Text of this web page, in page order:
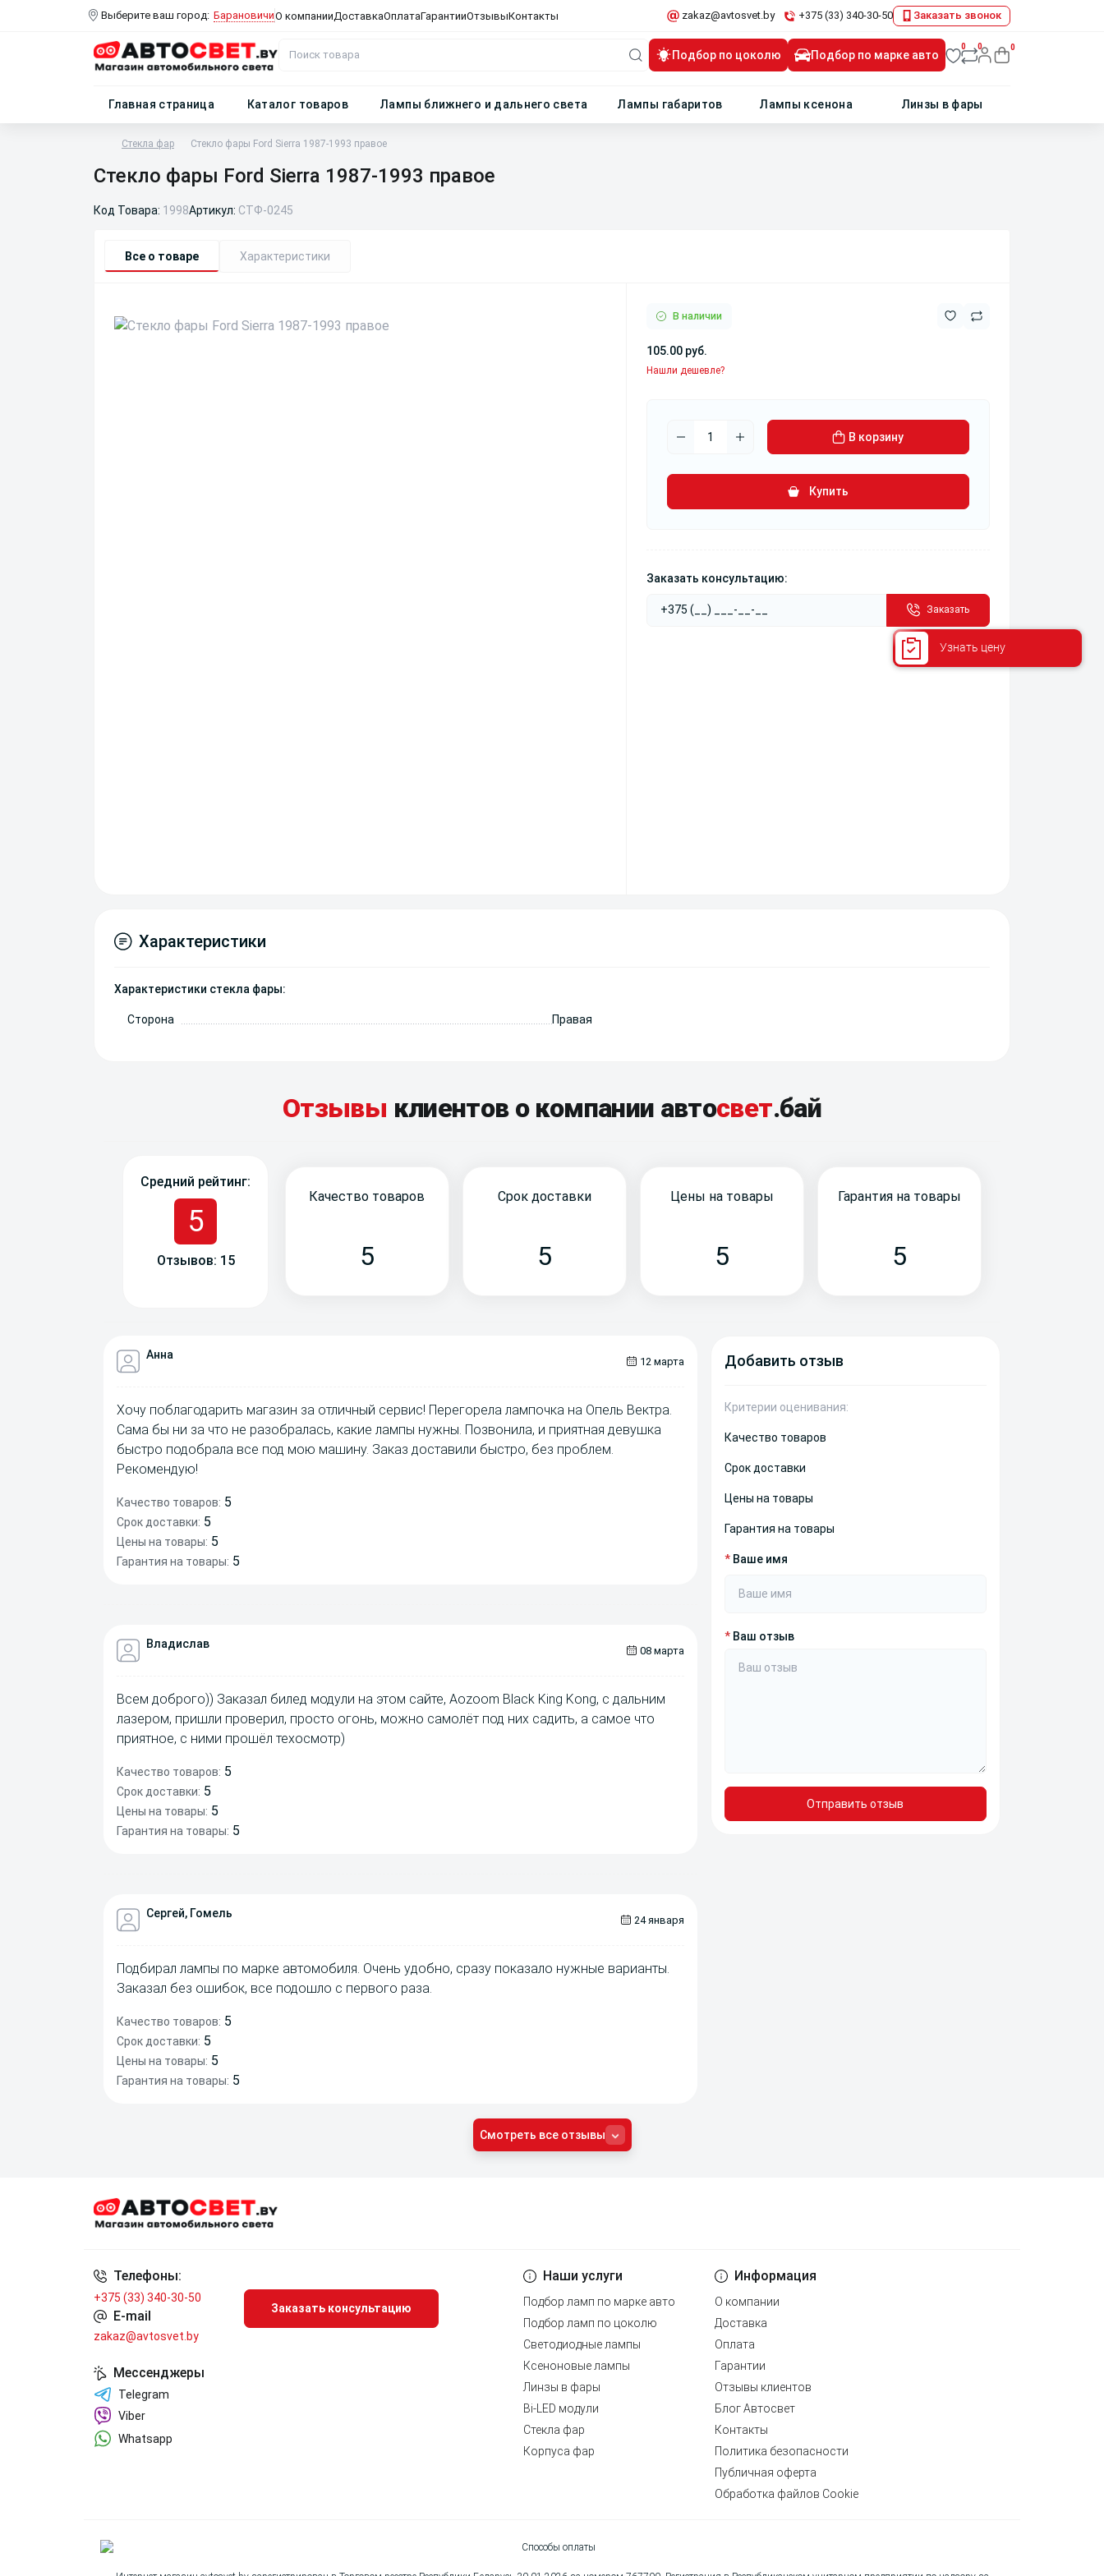
Выберите ваш город: БарановичиО компанииДоставкаОплатаГарантииОтзывыКонтакты zakaz@avtosvet.by +375 (33) 340-30-50 Заказать звонок
Подбор по цоколю Подбор по марке авто
0 0 0
Главная страница Каталог товаров Лампы ближнего и дальнего света Лампы габаритов Лампы ксенона Линзы в фары
Стекла фар Стекло фары Ford Sierra 1987-1993 правое
Стекло фары Ford Sierra 1987-1993 правое
Код Товара: 1998Артикул: СТФ-0245
Все о товаре Характеристики
В наличии
105.00 руб.
Нашли дешевле?
В корзину
Купить
Заказать консультацию:
Заказать
Характеристики
Характеристики стекла фары:
Сторона Правая
Отзывы клиентов о компании автосвет.бай
Средний рейтинг:
5
Отзывов: 15
Качество товаров
5
Срок доставки
5
Цены на товары
5
Гарантия на товары
5
Анна 12 марта
Хочу поблагодарить магазин за отличный сервис! Перегорела лампочка на Опель Вектра.
Сама бы ни за что не разобралась, какие лампы нужны. Позвонила, и приятная девушка
быстро подобрала все под мою машину. Заказ доставили быстро, без проблем.
Рекомендую!
Качество товаров: 5
Срок доставки: 5
Цены на товары: 5
Гарантия на товары: 5
Владислав 08 марта
Всем доброго)) Заказал билед модули на этом сайте, Aozoom Black King Kong, с дальним
лазером, пришли проверил, просто огонь, можно самолёт под них садить, а самое что
приятное, с ними прошёл техосмотр)
Качество товаров: 5
Срок доставки: 5
Цены на товары: 5
Гарантия на товары: 5
Сергей, Гомель 24 января
Подбирал лампы по марке автомобиля. Очень удобно, сразу показало нужные варианты.
Заказал без ошибок, все подошло с первого раза.
Качество товаров: 5
Срок доставки: 5
Цены на товары: 5
Гарантия на товары: 5
Добавить отзыв
Критерии оценивания:
Качество товаров
Срок доставки
Цены на товары
Гарантия на товары
* Ваше имя
* Ваш отзыв
Отправить отзыв
Смотреть все отзывы
Телефоны:
+375 (33) 340-30-50
E-mail
zakaz@avtosvet.by
Мессенджеры
Telegram
Viber
Whatsapp
Заказать консультацию
Наши услуги
Подбор ламп по марке авто
Подбор ламп по цоколю
Светодиодные лампы
Ксеноновые лампы
Линзы в фары
Bi-LED модули
Стекла фар
Корпуса фар
Информация
О компании
Доставка
Оплата
Гарантии
Отзывы клиентов
Блог Автосвет
Контакты
Политика безопасности
Публичная оферта
Обработка файлов Cookie
Узнать цену